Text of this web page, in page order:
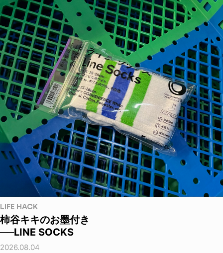
LIFE HACK
柿谷キキのお墨付き
──LINE SOCKS
2026.08.04